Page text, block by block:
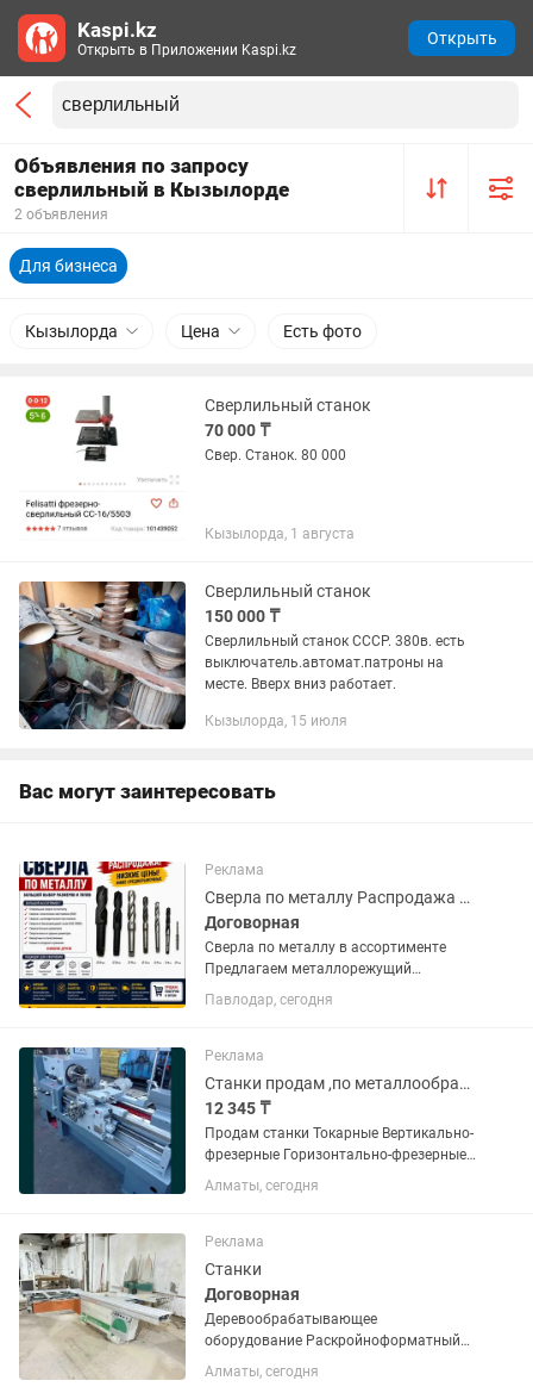
Объявления по запросу
сверлильный в Кызылорде
2 объявления
Для бизнеса
Кызылорда Цена Есть фото
Сверлильный станок
70 000 ₸
Свер. Станок. 80 000
Кызылорда, 1 августа
Сверлильный станок
150 000 ₸
Сверлильный станок СССР. 380в. есть
выключатель.автомат.патроны на
месте. Вверх вниз работает.
Кызылорда, 15 июля
Вас могут заинтересовать
Реклама
Сверла по металлу Распродажа Низкие цены
Договорная
Сверла по металлу в ассортименте
Предлагаем металлорежущий
инструмент для промышленного
применения. В наличии: — Спиральные
цилиндрическим хвостовиком —
Сверла с...
Павлодар, сегодня
Реклама
Станки продам ,по металлообработке
12 345 ₸
Продам станки Токарные Вертикально-
фрезерные Горизонтально-фрезерные
Вертикально-сверлильные Гильотины
Пресса механические, гидравлические
Ремонт станков,...
Алматы, сегодня
Реклама
Станки
Договорная
Деревообрабатывающее
оборудование Раскройноформатный
2шт, фрезер 2шт, вытяжки, фуганок,
токарный на 1500мм. Заточной для
Алматы, сегодня
Kaspi.kz
Открыть в Приложении Kaspi.kz
Открыть